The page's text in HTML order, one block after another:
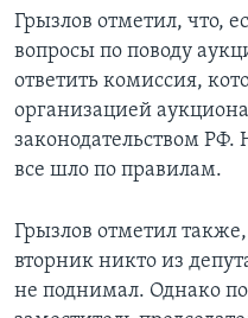
Грызлов отметил, что,
вопросы по поводу
ответить комиссия,
организацией аукциона
законодательством РФ.
все шло по правилам.
Грызлов отметил
вторник никто из
не поднимал. Однако